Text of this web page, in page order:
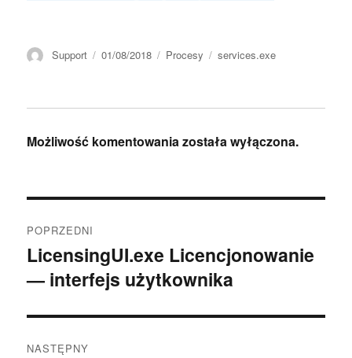
Autor
Support
Data
01/08/2018 Kategorie
Procesy Tagi
services.exe
Możliwość komentowania została wyłączona.
wpisu
POPRZEDNI
Poprzedni
wpis:
LicensingUI.exe Licencjonowanie
— interfejs użytkownika
NASTĘPNY